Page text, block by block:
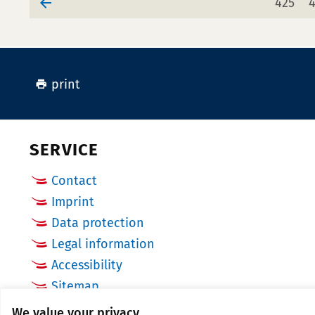
print
SERVICE
Contact
Imprint
Data protection
Legal information
Accessibility
Sitemap
Cookie Settings